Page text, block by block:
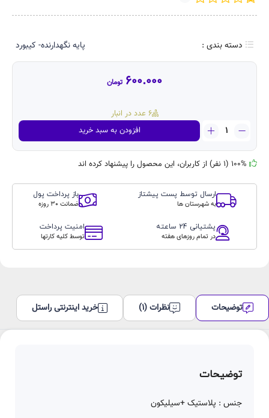
دسته بندی : پایه نگهدارنده- کیبورد
600.000 تومان
6 عدد در انبار
گوشی
موبایل
1029
افزودن به سبد خرید
ارسال توسط پست پیشتاز
به شهرستان ها
باز پرداخت پول
ضمانت 30 روزه
پشتیانی 24 ساعته
در تمام روزهای هفته
امنیت پرداخت
توسط کلیه کارتها
توضیحات نظرات (1) خرید اینترنتی راستل
توضیحات
جنس : پلاستیک +سیلیکون